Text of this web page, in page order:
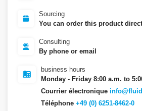
Sourcing
You can order this product
Consulting
By phone or email
business hours
Monday - Friday 8:00 a.m. to
Courrier électronique
Téléphone +49 (0) 6251-8462-0